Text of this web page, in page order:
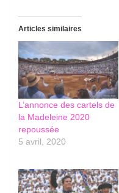
Articles similaires
L’annonce des cartels de
la Madeleine 2020
repoussée
5 avril, 2020